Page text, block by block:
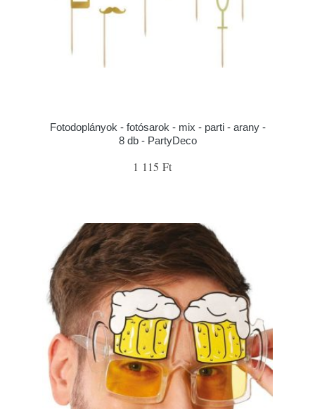
Fotodoplányok - fotósarok - mix - parti - arany -
8 db - PartyDeco
1 115 Ft